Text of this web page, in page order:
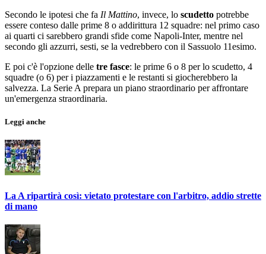
Secondo le ipotesi che fa Il Mattino, invece, lo scudetto potrebbe
essere conteso dalle prime 8 o addirittura 12 squadre: nel primo caso
ai quarti ci sarebbero grandi sfide come Napoli-Inter, mentre nel
secondo gli azzurri, sesti, se la vedrebbero con il Sassuolo 11esimo.
E poi c'è l'opzione delle tre fasce: le prime 6 o 8 per lo scudetto, 4
squadre (o 6) per i piazzamenti e le restanti si giocherebbero la
salvezza. La Serie A prepara un piano straordinario per affrontare
un'emergenza straordinaria.
Leggi anche
La A ripartirà così: vietato protestare con l'arbitro, addio strette
di mano